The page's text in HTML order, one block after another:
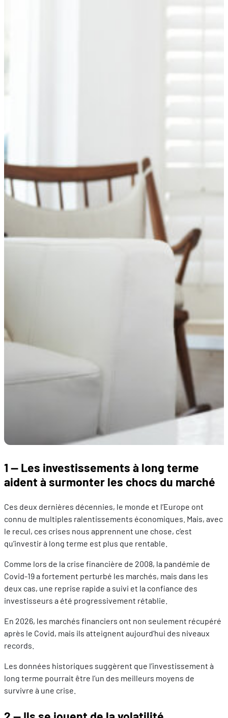
1 — Les investissements à long terme
aident à surmonter les chocs du marché
Ces deux dernières décennies, le monde et l’Europe ont
connu de multiples ralentissements économiques. Mais, avec
le recul, ces crises nous apprennent une chose, c’est
qu’investir à long terme est plus que rentable.
Comme lors de la crise financière de 2008, la pandémie de
Covid‑19 a fortement perturbé les marchés, mais dans les
deux cas, une reprise rapide a suivi et la confiance des
investisseurs a été progressivement rétablie.
En 2026, les marchés financiers ont non seulement récupéré
après le Covid, mais ils atteignent aujourd’hui des niveaux
records.
Les données historiques suggèrent que l’investissement à
long terme pourrait être l’un des meilleurs moyens de
survivre à une crise.